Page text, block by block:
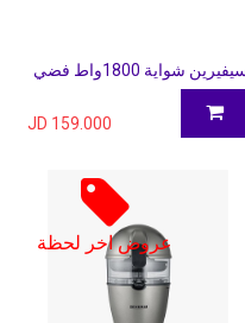
شواية 1800واط فضي
159.000
عروض اخر لحظة